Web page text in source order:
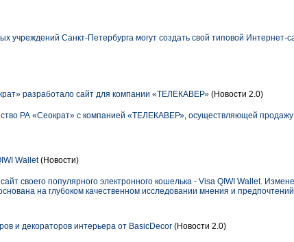
учреждений Санкт-Петербурга могут создать свой типовой Интернет-
разработало сайт для компании «ТЕЛЕКАВЕР» (Новости 2.0)
РА «Сеократ» с компанией «ТЕЛЕКАВЕР», осуществляющей продажу
Wallet(Новости)
своего популярного электронного кошелька - Visa QIWI Wallet.
на глубоком качественном исследовании мнения и
и декораторов интерьера от BasicDecor (Новости 2.0)